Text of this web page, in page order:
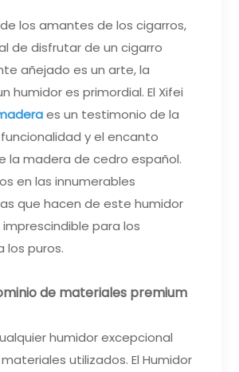
los amantes de los cigarros,
de disfrutar de un cigarro
añejado es un arte, la
humidor es primordial. El Xifei
es un testimonio de la
y el encanto
la madera de cedro español.
en las innumerables
que hacen de este humidor
para los
los puros.
de materiales premium
humidor excepcional
utilizados. El Humidor